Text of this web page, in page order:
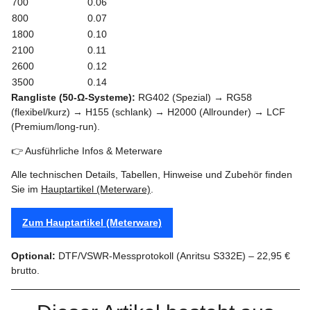
800
0.07
1800
0.10
2100
0.11
2600
0.12
3500
0.14
Rangliste (50‑Ω‑Systeme): RG402 (Spezial) → RG58
(flexibel/kurz) → H155 (schlank) → H2000 (Allrounder) → LCF
(Premium/long-run).
👉 Ausführliche Infos & Meterware
Alle technischen Details, Tabellen, Hinweise und Zubehör finden
Sie im Hauptartikel (Meterware)
Zum Hauptartikel (Meterware)
Optional: DTF/VSWR‑Messprotokoll (Anritsu S332E) – 22,95 €
brutto.